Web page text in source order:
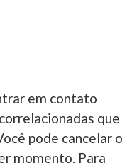
em contato
que
pode cancelar o
momento. Para